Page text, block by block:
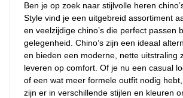
Ben je op zoek naar stijlvolle heren
Style vind je een uitgebreid assortiment
en veelzijdige chino’s die perfect passen
gelegenheid. Chino’s zijn een ideaal
en bieden een moderne, nette uitstraling
leveren op comfort. Of je nu een casual
of een wat meer formele outfit nodig hebt,
zijn er in verschillende stijlen en kleuren